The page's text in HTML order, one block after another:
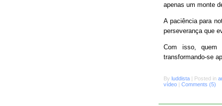
apenas um monte
A paciência para
perseverança que
Com isso, quem
transformando-se
By luddista | Posted in
vídeo | Comments (5)